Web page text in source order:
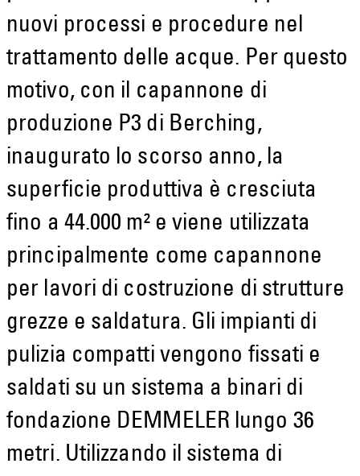
nuovi processi e procedure nel
trattamento delle acque. Per questo
motivo, con il capannone di
produzione P3 di Berching,
inaugurato lo scorso anno, la
superficie produttiva è cresciuta
fino a 44.000 m² e viene utilizzata
principalmente come capannone
per lavori di costruzione di strutture
grezze e saldatura. Gli impianti di
pulizia compatti vengono fissati e
saldati su un sistema a binari di
fondazione DEMMELER lungo 36
metri. Utilizzando il sistema di